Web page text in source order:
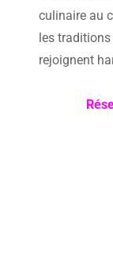
culinaire au
les
rejoignent